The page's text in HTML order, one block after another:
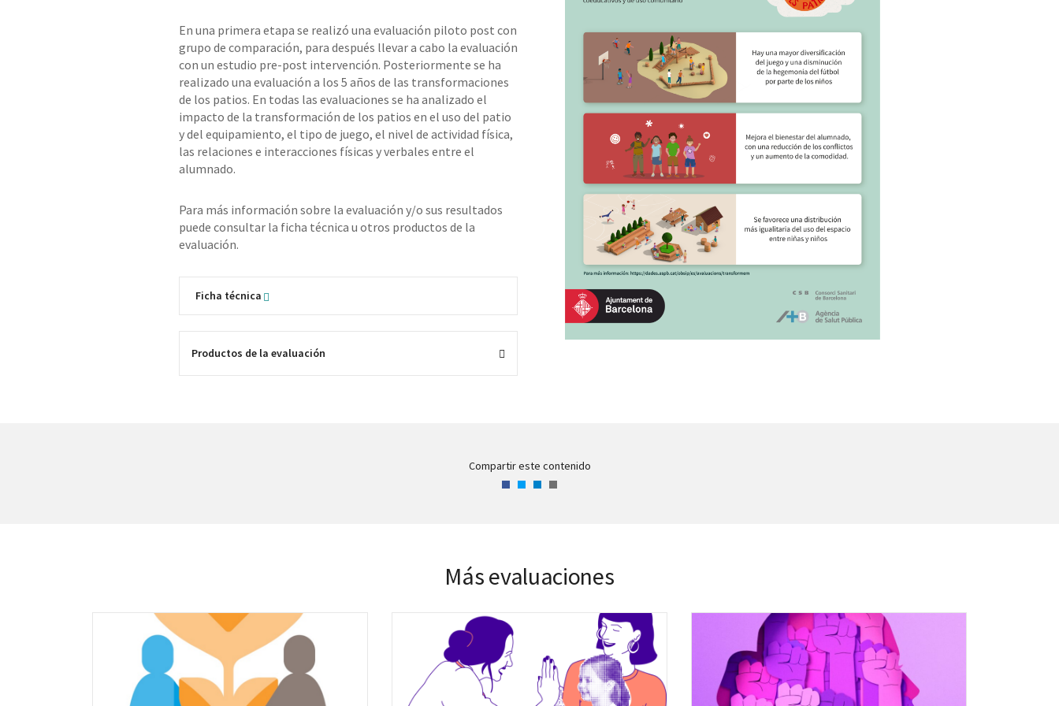
En una primera etapa se realizó una evaluación piloto post con
grupo de comparación, para después llevar a cabo la evaluación
con un estudio pre-post intervención. Posteriormente se ha
realizado una evaluación a los 5 años de las transformaciones
de los patios. En todas las evaluaciones se ha analizado el
impacto de la transformación de los patios en el uso del patio
y del equipamiento, el tipo de juego, el nivel de actividad física,
las relaciones e interacciones físicas y verbales entre el
alumnado.
Para más información sobre la evaluación y/o sus resultados
puede consultar la ficha técnica u otros productos de la
evaluación.
Ficha técnica
Productos de la evaluación
Compartir este contenido
Facebook
Twitter
LinkedIn
Correo
Más evaluaciones